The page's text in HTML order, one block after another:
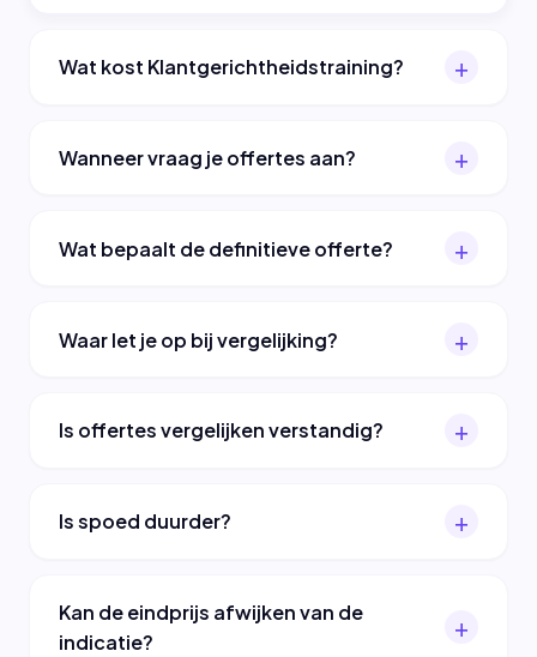
Wat kost Klantgerichtheidstraining?
Wanneer vraag je offertes aan?
Wat bepaalt de definitieve offerte?
Waar let je op bij vergelijking?
Is offertes vergelijken verstandig?
Is spoed duurder?
Kan de eindprijs afwijken van de
indicatie?